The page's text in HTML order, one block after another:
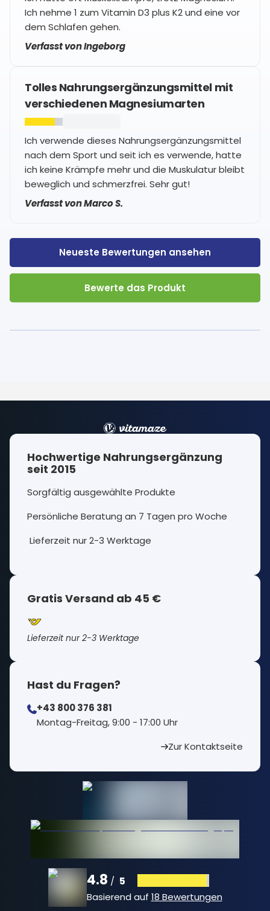
Ich nehme 1 zum Vitamin D3 plus K2 und eine vor
dem Schlafen gehen.
Verfasst von Ingeborg
Tolles Nahrungsergänzungsmittel mit
verschiedenen Magnesiumarten
Ich verwende dieses Nahrungsergänzungsmittel
nach dem Sport und seit ich es verwende, hatte
ich keine Krämpfe mehr und die Muskulatur bleibt
beweglich und schmerzfrei. Sehr gut!
Verfasst von Marco S.
Neueste Bewertungen ansehen
Bewerte das Produkt
Hochwertige Nahrungsergänzung
seit 2015
Sorgfältig ausgewählte Produkte
Persönliche Beratung an 7 Tagen pro Woche
Lieferzeit nur 2-3 Werktage
Gratis Versand ab 45 €
Lieferzeit nur 2-3 Werktage
Hast du Fragen?
+43 800 376 381
⁠Montag-Freitag, 9:00 - 17:00 Uhr
Zur Kontaktseite
4.8 / 5
Basierend auf 18 Bewertungen